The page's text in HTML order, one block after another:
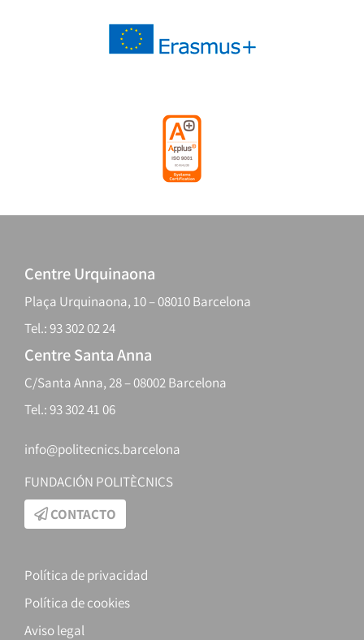
Centre Urquinaona
Plaça Urquinaona, 10 – 08010 Barcelona
Tel.: 93 302 02 24
Centre Santa Anna
C/Santa Anna, 28 – 08002 Barcelona
Tel.: 93 302 41 06
info@politecnics.barcelona
FUNDACIÓN POLITÈCNICS
CONTACTO
Política de privacidad
Política de cookies
Aviso legal